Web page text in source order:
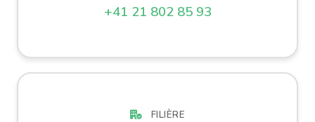
+41 21 802 85 93
FILIÈRE